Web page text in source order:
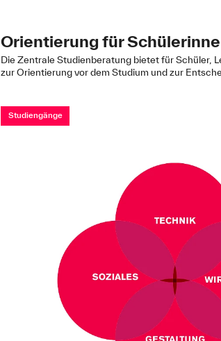
Orientierung für
Die Zentrale Studienberatung bietet für Schüler,
zur Orientierung vor dem Studium und zur
Studiengänge